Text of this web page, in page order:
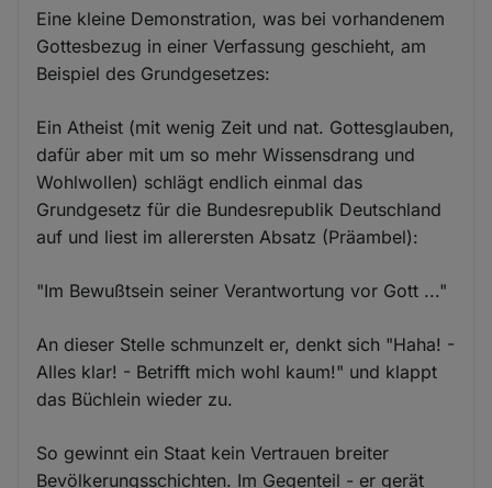
Eine kleine Demonstration, was bei vorhandenem
Gottesbezug in einer Verfassung geschieht, am
Beispiel des Grundgesetzes:
Ein Atheist (mit wenig Zeit und nat. Gottesglauben,
dafür aber mit um so mehr Wissensdrang und
Wohlwollen) schlägt endlich einmal das
Grundgesetz für die Bundesrepublik Deutschland
auf und liest im allerersten Absatz (Präambel):
"Im Bewußtsein seiner Verantwortung vor Gott ..."
An dieser Stelle schmunzelt er, denkt sich "Haha! -
Alles klar! - Betrifft mich wohl kaum!" und klappt
das Büchlein wieder zu.
So gewinnt ein Staat kein Vertrauen breiter
Bevölkerungsschichten. Im Gegenteil - er gerät